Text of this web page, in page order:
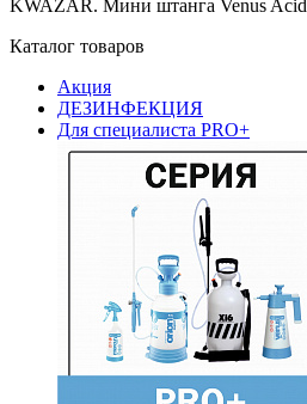
KWAZAR. Мини штанга Venus Acid
Каталог товаров
Акция
ДЕЗИНФЕКЦИЯ
Для специалиста PRO+